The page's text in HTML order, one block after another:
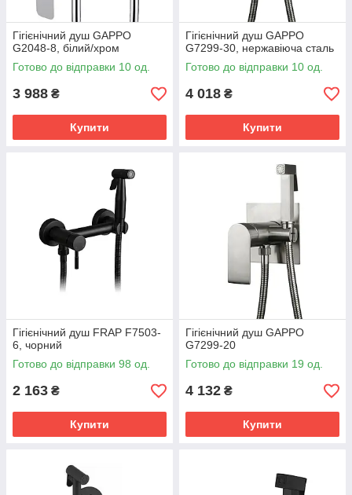
Гігієнічний душ GAPPO
G2048-8, білий/хром
Готово до відправки 10 од.
3 988 ₴
Купити
Гігієнічний душ GAPPO
G7299-30, нержавіюча сталь
Готово до відправки 10 од.
4 018 ₴
Купити
Гігієнічний душ FRAP F7503-
6, чорний
Готово до відправки 98 од.
2 163 ₴
Купити
Гігієнічний душ GAPPO
G7299-20
Готово до відправки 19 од.
4 132 ₴
Купити